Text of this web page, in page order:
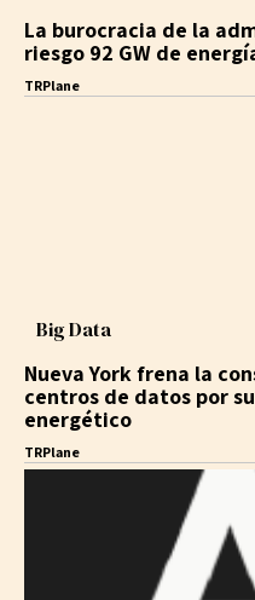
La burocracia de la
riesgo 92 GW de
TRPlane
Big Data
Nueva York frena la
centros de datos por
energético
TRPlane